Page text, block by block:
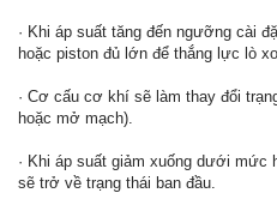
· Khi áp suất tăng đến ngưỡng cài
hoặc piston đủ lớn để thắng lực lò
· Cơ cấu cơ khí sẽ làm thay đổi
hoặc mở mạch).
· Khi áp suất giảm xuống dưới mức
sẽ trở về trạng thái ban đầu.